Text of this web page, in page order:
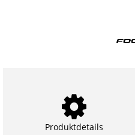
Produktdetails